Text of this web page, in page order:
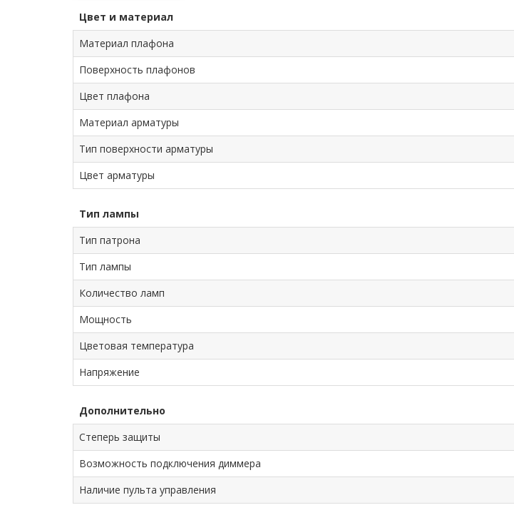
Цвет и материал
Материал плафона
Поверхность плафонов
Цвет плафона
Материал арматуры
Тип поверхности арматуры
Цвет арматуры
Тип лампы
Тип патрона
Тип лампы
Количество ламп
Мощность
Цветовая температура
Напряжение
Дополнительно
Степерь защиты
Возможность подключения диммера
Наличие пульта управления